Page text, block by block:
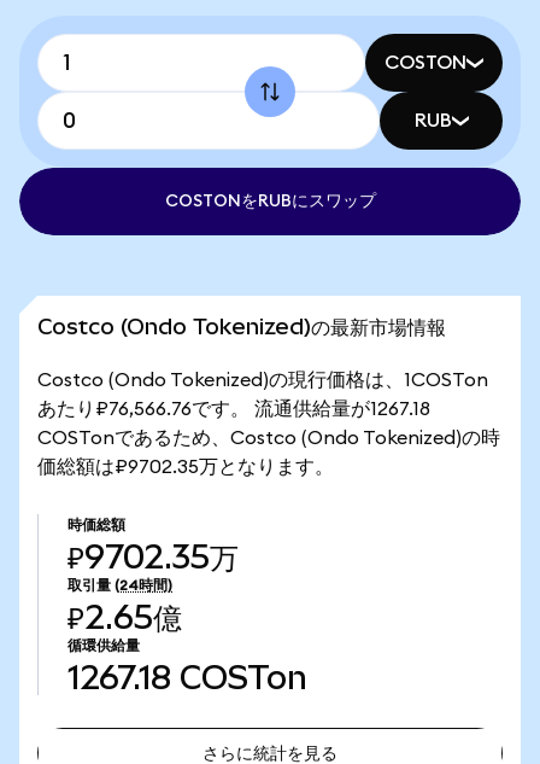
COSTON
RUB
COSTONをRUBにスワップ
Costco (Ondo Tokenized)の最新市場情報
Costco (Ondo Tokenized)の現行価格は、1COSTon
あたり₽76,566.76です。 流通供給量が1267.18
COSTonであるため、Costco (Ondo Tokenized)の時
価総額は₽9702.35万となります。
時価総額
₽9702.35万
取引量 (24時間)
₽2.65億
循環供給量
1267.18 COSTon
さらに統計を見る